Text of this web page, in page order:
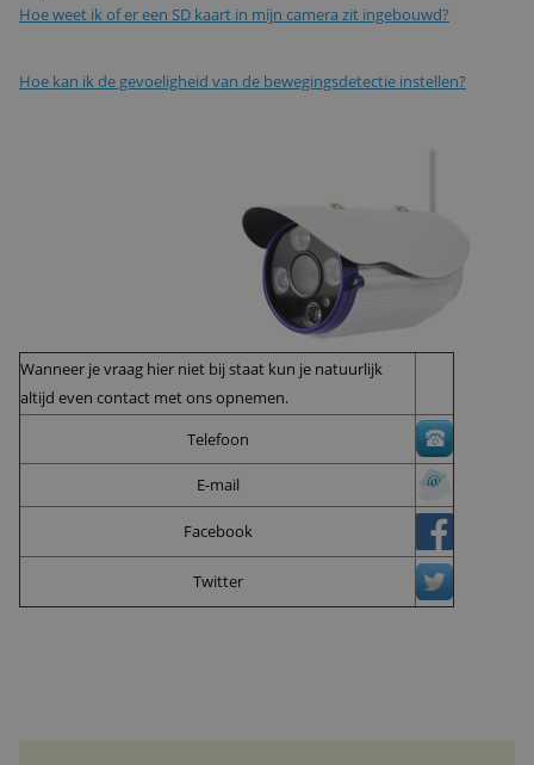
Hoe weet ik of er een SD kaart in mijn camera zit ingebouwd?
Hoe kan ik de gevoeligheid van de bewegingsdetectie instellen?
Wanneer je vraag hier niet bij staat kun je natuurlijk
altijd even contact met ons opnemen.
Telefoon
E-mail
Facebook
Twitter